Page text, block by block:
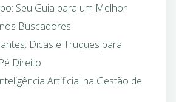
Seu Guia para um Melhor
Buscadores
Dicas e Truques para
Direito
Artificial na Gestão de